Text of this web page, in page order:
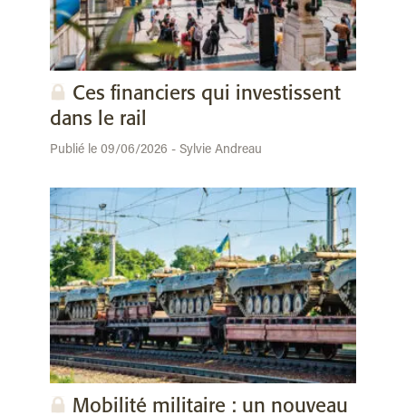
Ces financiers qui investissent
dans le rail
Publié le 09/06/2026 - Sylvie Andreau
Mobilité militaire : un nouveau